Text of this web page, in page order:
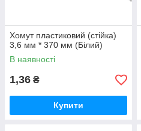
Хомут пластиковий (стійка)
3,6 мм * 370 мм (Білий)
В наявності
1,36 ₴
Купити